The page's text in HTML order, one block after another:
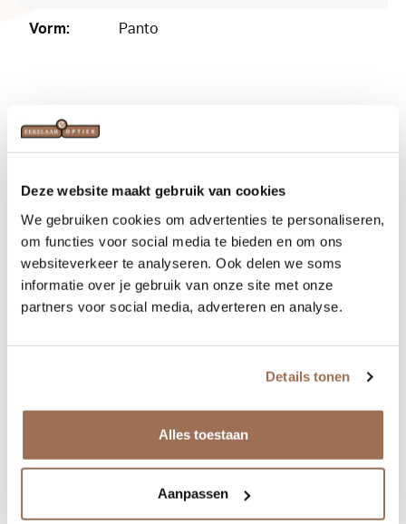
Deze website maakt gebruik van cookies
We gebruiken cookies om advertenties te personaliseren,
om functies voor social media te bieden en om ons
websiteverkeer te analyseren. Ook delen we soms
informatie over je gebruik van onze site met onze
partners voor social media, adverteren en analyse.
Details tonen
Alles toestaan
Aanpassen
Vorm: Panto
Related products
Theo Monza